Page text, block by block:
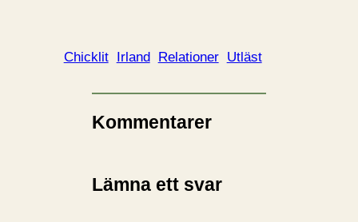
Chicklit Irland Relationer Utläst
Kommentarer
Lämna ett svar